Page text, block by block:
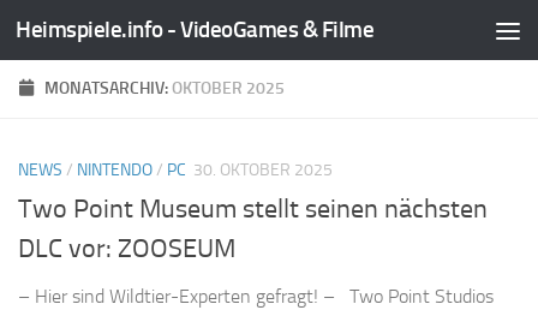
Zum Inhalt springen
Heimspiele.info - VideoGames & Filme
MONATSARCHIV:OKTOBER 2025
NEWS / NINTENDO/ PC 30. OKTOBER 2025
Two Point Museum stellt seinen nächsten
DLC vor: ZOOSEUM
– Hier sind Wildtier-Experten gefragt! – Two Point Studios